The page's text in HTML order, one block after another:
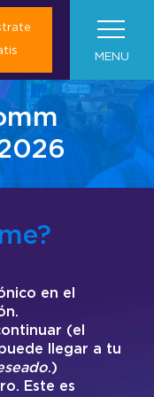
MENU
Latina
en el
(el
llegar a tu
.)
Este es